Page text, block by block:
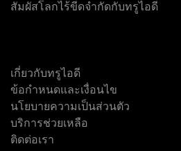
ทรูสปอร์ต 7 ช่อง 5
สัมผัสโลกไร้ขีดจำกัดกับทรูไอดี
เกี่ยวกับทรูไอดี
ข้อกำหนดและเงื่อนไข
นโยบายความเป็นส่วนตัว
บริการช่วยเหลือ
ติดต่อเรา